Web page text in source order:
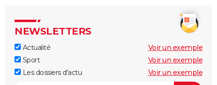
NEWSLETTERS
Actualité
Voir un exemple
Sport
Voir un exemple
Les dossiers d'actu
Voir un exemple